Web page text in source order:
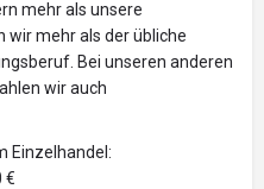
mehr als unsere
wir mehr als der übliche
Bei unseren anderen
wir auch
Einzelhandel:
€